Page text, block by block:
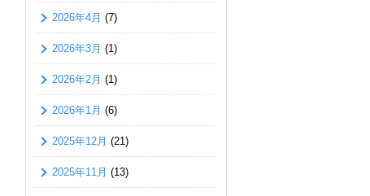
2026年4月 (7)
2026年3月 (1)
2026年2月 (1)
2026年1月 (6)
2025年12月 (21)
2025年11月 (13)